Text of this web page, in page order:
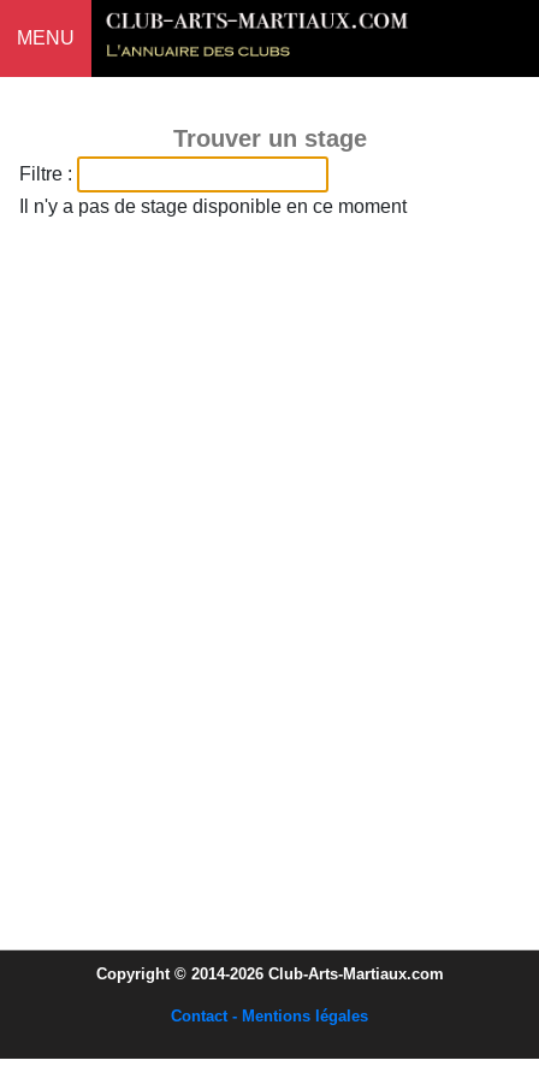
MENU
Trouver un stage
Filtre :
Il n'y a pas de stage disponible en ce moment
Copyright © 2014-2026 Club-Arts-Martiaux.com
Contact - Mentions légales